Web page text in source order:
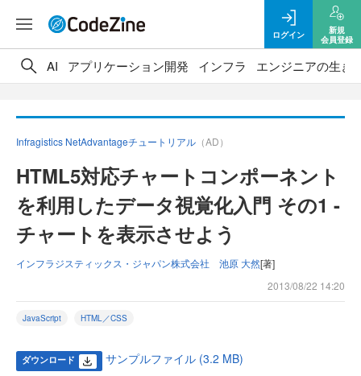
ログイン
新規
会員登録
AI アプリケーション開発 インフラ エンジニアの生き
Infragistics NetAdvantageチュートリアル （AD）
HTML5対応チャートコンポーネント
を利用したデータ視覚化入門 その1 -
チャートを表示させよう
インフラジスティックス・ジャパン株式会社 池原 大然[著]
2013/08/22 14:20
JavaScript HTML／CSS
ダウンロード サンプルファイル (3.2 MB)